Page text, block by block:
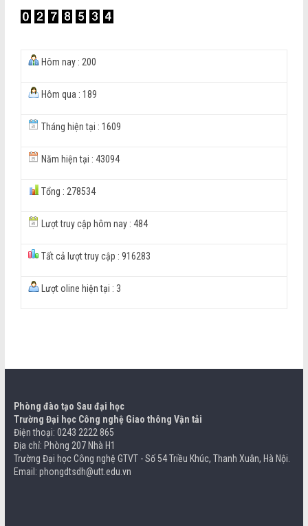
Hôm nay : 200
Hôm qua : 189
Tháng hiện tại : 1609
Năm hiện tại : 43094
Tổng : 278534
Lượt truy cập hôm nay : 484
Tất cả lượt truy cập : 916283
Lượt oline hiện tại : 3
Phòng đào tạo Sau đại học
Trường Đại học Công nghệ Giao thông Vận tải
Điện thoại: 0243 2222 865
Địa chỉ: Phòng 207 Nhà H1
Trường Đại học Công nghệ GTVT - Số 54 Triều Khúc, Thanh Xuân, Hà Nội.
Email: phongdtsdh@utt.edu.vn